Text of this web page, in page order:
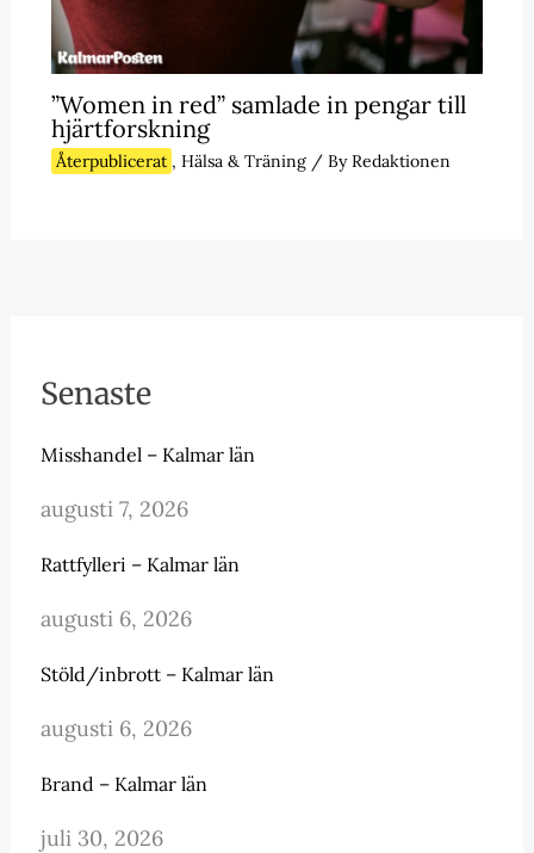
”Women in red” samlade in pengar till
hjärtforskning
Återpublicerat , Hälsa & Träning/ ByRedaktionen
Senaste
Misshandel – Kalmar län
augusti 7, 2026
Rattfylleri – Kalmar län
augusti 6, 2026
Stöld/inbrott – Kalmar län
augusti 6, 2026
Brand – Kalmar län
juli 30, 2026